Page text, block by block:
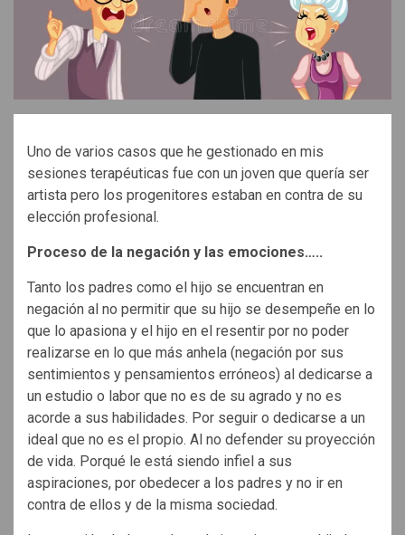
Uno de varios casos que he gestionado en mis
sesiones terapéuticas fue con un joven que quería ser
artista pero los progenitores estaban en contra de su
elección profesional.
Proceso de la negación y las emociones…..
Tanto los padres como el hijo se encuentran en
negación al no permitir que su hijo se desempeñe en lo
que lo apasiona y el hijo en el resentir por no poder
realizarse en lo que más anhela (negación por sus
sentimientos y pensamientos erróneos) al dedicarse a
un estudio o labor que no es de su agrado y no es
acorde a sus habilidades. Por seguir o dedicarse a un
ideal que no es el propio. Al no defender su proyección
de vida. Porqué le está siendo infiel a sus
aspiraciones, por obedecer a los padres y no ir en
contra de ellos y de la misma sociedad.